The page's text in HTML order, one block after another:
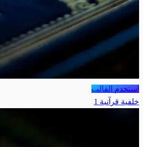
استخدم القالب
خلفية قرآنية 1